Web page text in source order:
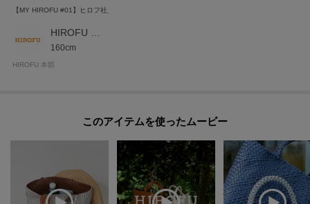
【MY HIROFU #01】ヒロフ社員の愛用品紹介 ブレッツァ トートバッグ M
160cm
HIROFU 本部
このアイテムを使ったムービー